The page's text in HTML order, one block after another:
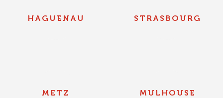
HAGUENAU STRASBOURG
METZ MULHOUSE